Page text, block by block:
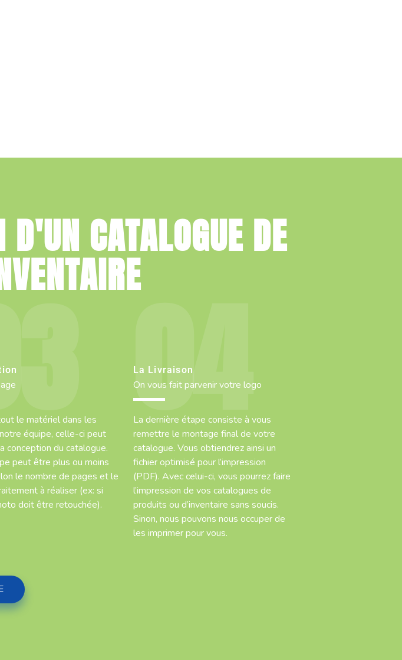
CATALOGUE DE
le matériel dans les
équipe, celle-ci peut
conception du catalogue.
peut être plus ou moins
le nombre de pages et le
à réaliser (ex: si
doit être retouchée).
La Livraison
On vous fait parvenir votre logo
La dernière étape consiste à vous
remettre le montage final de votre
catalogue. Vous obtiendrez ainsi un
fichier optimisé pour l’impression
(PDF). Avec celui-ci, vous pourrez faire
l’impression de vos catalogues de
produits ou d’inventaire sans soucis.
Sinon, nous pouvons nous occuper de
les imprimer pour vous.